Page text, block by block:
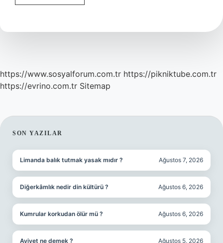
Ve
Nasıl
https://www.sosyalforum.com.tr https://pikniktube.com.tr
https://evrino.com.tr Sitemap
SIDEBAR
SON YAZILAR
Limanda balık tutmak yasak mıdır ? Ağustos 7, 2026
Diğerkâmlık nedir din kültürü ? Ağustos 6, 2026
Kumrular korkudan ölür mü ? Ağustos 6, 2026
Aviyet ne demek ? Ağustos 5, 2026